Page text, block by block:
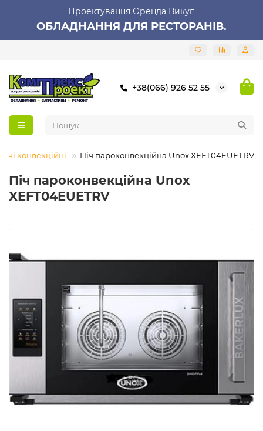
Проектування Оренда Викуп
ОБЛАДНАННЯ ДЛЯ РЕСТОРАНІВ.
+38(066) 926 52 55
конвекційні Піч пароконвекційна Unox XEFT04EUETRV
Піч пароконвекційна Unox
XEFT04EUETRV